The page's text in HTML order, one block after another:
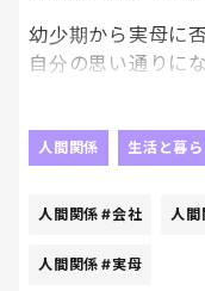
幼少期から実母に
自分の思い通りに
たちも否定する。
メ」と言ったあの
てムカつきすぎる
人間関係 生活と暮ら
人間関係 #会社 人間
人間関係 #実母